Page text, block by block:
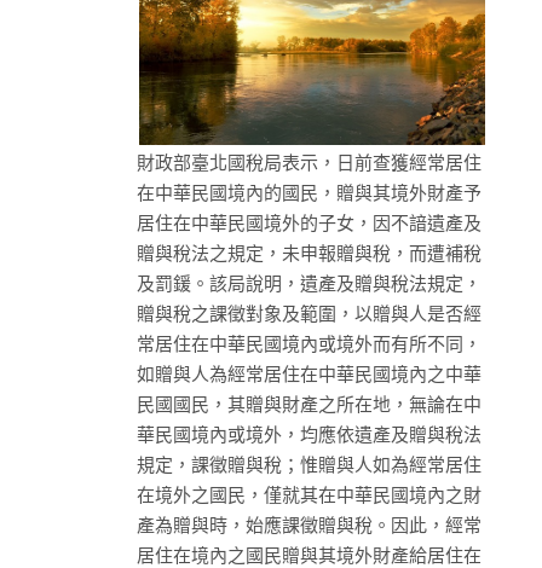
財政部臺北國稅局表示，日前查獲經常居住
在中華民國境內的國民，贈與其境外財產予
居住在中華民國境外的子女，因不諳遺產及
贈與稅法之規定，未申報贈與稅，而遭補稅
及罰鍰。該局說明，遺產及贈與稅法規定，
贈與稅之課徵對象及範圍，以贈與人是否經
常居住在中華民國境內或境外而有所不同，
如贈與人為經常居住在中華民國境內之中華
民國國民，其贈與財產之所在地，無論在中
華民國境內或境外，均應依遺產及贈與稅法
規定，課徵贈與稅；惟贈與人如為經常居住
在境外之國民，僅就其在中華民國境內之財
產為贈與時，始應課徵贈與稅。因此，經常
居住在境內之國民贈與其境外財產給居住在